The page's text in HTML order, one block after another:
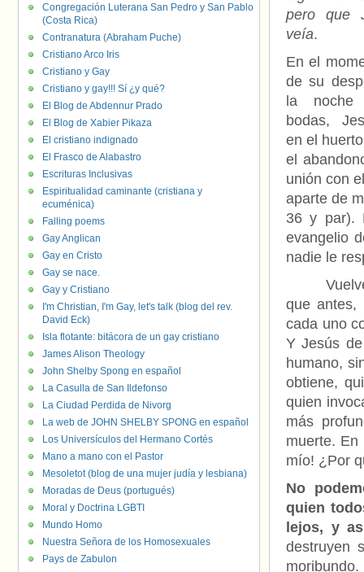
pero que
veía.
En el
de su
la
bodas,
en el
el
unión con
aparte de
36 y par).
evangelio
nadie le
Vuelve
que antes,
cada uno
Y Jesús
humano,
obtiene,
quien
más
muerte.
mío! ¿Por
No
quien
lejos, y
destruyen
Congregación Luterana San Pedro y San Pablo
(Costa Rica)
Contranatura (Abraham Puche)
Cristiano Arco Iris
Cristiano y Gay
Cristiano y gay!!! Sí ¿y qué?
El Blog de Abdennur Prado
El Blog de Xabier Pikaza
El cristiano indignado
El Frasco de Alabastro
Escrituras Inclusivas
Espiritualidad caminante (cristiana y
ecuménica)
Falling poems
Gay Anglican
Gay en Cristo
Gay se nace.
Gay y Cristiano
I'm Christian, I'm Gay, let's talk (blog del rev.
David Eck)
Isla flotante: bitácora de un gay cristiano
James Alison Theology
John Shelby Spong en español
La Casulla de San Ildefonso
La Ciudad Perdida de Nivorg
La web de JOHN SHELBY SPONG en español
Los Universículos del Hermano Cortés
Mano a mano con el Pastor
Mesoletot (blog de una mujer judía y lesbiana)
Moradas de Deus (portugués)
Moral y Doctrina LGBTI
Mundo Homo
Nuestra Señora de los Homosexuales
Pays de Zabulon